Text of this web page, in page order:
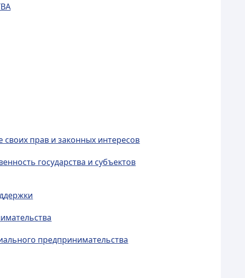
прав и законных интересов
государства и субъектов
предпринимательства